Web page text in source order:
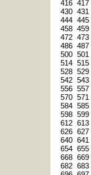
416 417
430 431
444 445
458 459
472 473
486 487
500 501
514 515
528 529
542 543
556 557
570 571
584 585
598 599
612 613
626 627
640 641
654 655
668 669
682 683